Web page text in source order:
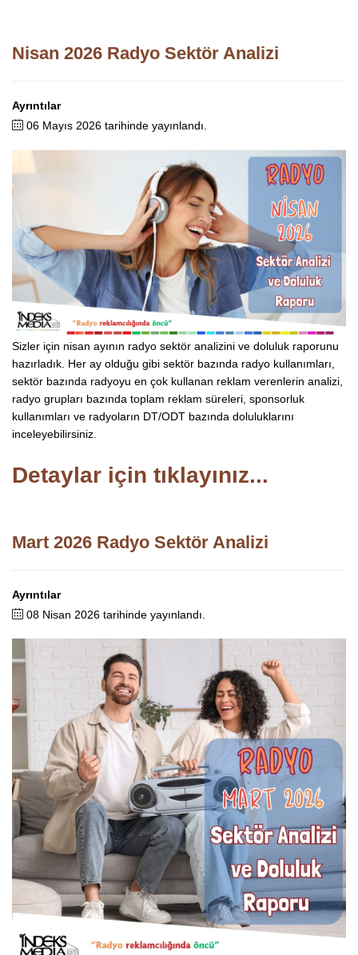
Nisan 2026 Radyo Sektör Analizi
Ayrıntılar
06 Mayıs 2026 tarihinde yayınlandı.
Sizler için nisan ayının radyo sektör analizini ve doluluk raporunu
hazırladık. Her ay olduğu gibi sektör bazında radyo kullanımları,
sektör bazında radyoyu en çok kullanan reklam verenlerin analizi,
radyo grupları bazında toplam reklam süreleri, sponsorluk
kullanımları ve radyoların DT/ODT bazında doluluklarını
inceleyebilirsiniz.
Detaylar için tıklayınız...
Mart 2026 Radyo Sektör Analizi
Ayrıntılar
08 Nisan 2026 tarihinde yayınlandı.